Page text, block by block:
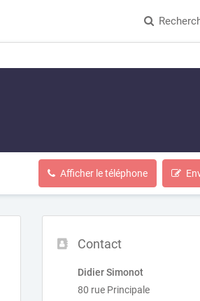
Afficher le téléphone
Contact
Didier Simonot
80 rue Principale